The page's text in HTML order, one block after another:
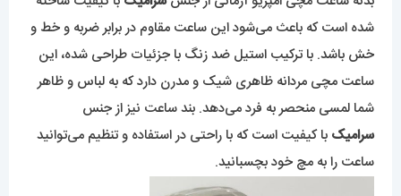
شده است که باعث می‌شود این ساعت مقاوم در برابر ضربه و خط و
خش باشد. با ترکیب استیل ضد زنگ با جزئیات طراحی شده، این
ساعت مچی مردانه ظاهری شیک و مدرن دارد که به لباس و ظاهر
شما لمسی منحصر به فرد می‌دهد. بند ساعت نیز از جنس
سرامیک با کیفیت است که با راحتی در استفاده و تنظیم می‌توانید
ساعت را به مچ خود بچسبانید.